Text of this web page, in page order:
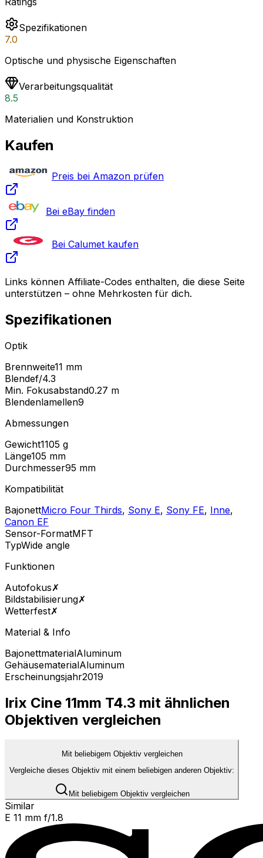
Spezifikationen
7.0
Optische und physische Eigenschaften
Verarbeitungsqualität
8.5
Materialien und Konstruktion
Kaufen
Preis bei Amazon prüfen
Bei eBay finden
Bei Calumet kaufen
Links können Affiliate-Codes enthalten, die diese Seite
unterstützen – ohne Mehrkosten für dich.
Spezifikationen
Optik
Brennweite11 mm
Blendef/4.3
Min. Fokusabstand0.27 m
Blendenlamellen9
Abmessungen
Gewicht1105 g
Länge105 mm
Durchmesser95 mm
Kompatibilität
BajonettMicro Four Thirds, Sony E, Sony FE, Inne,
Canon EF
Sensor-FormatMFT
TypWide angle
Funktionen
Autofokus✗
Bildstabilisierung✗
Wetterfest✗
Material & Info
BajonettmaterialAluminum
GehäusematerialAluminum
Erscheinungsjahr2019
Irix Cine 11mm T4.3 mit ähnlichen
Objektiven vergleichen
Mit beliebigem Objektiv vergleichen
Vergleiche dieses Objektiv mit einem beliebigen anderen Objektiv:
Mit beliebigem Objektiv vergleichen
Similar
E 11 mm f/1.8